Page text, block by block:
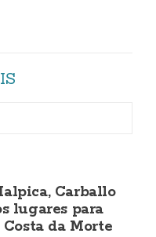
Carballo
lugares para
da Morte